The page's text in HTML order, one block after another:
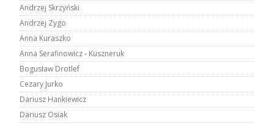
Andrzej Skrzyński
Andrzej Zygo
Anna Kuraszko
Anna Serafinowicz - Kuszneruk
Bogusław Drotlef
Cezary Jurko
Dariusz Hankiewicz
Dariusz Osiak